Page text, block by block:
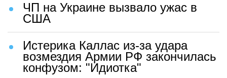
ЧП на Украине вызвало ужас в
США
Истерика Каллас из-за удара
возмездия Армии РФ закончилась
конфузом: "Идиотка"